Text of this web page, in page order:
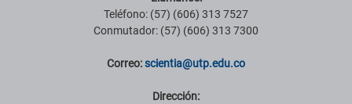
Teléfono: (57) (606) 313 7527
Conmutador: (57) (606) 313 7300
Correo:scientia@utp.edu.co
Dirección: